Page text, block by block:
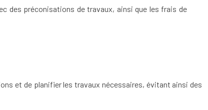
des préconisations de travaux, ainsi que les frais de
et de planifier les travaux nécessaires, évitant ainsi des